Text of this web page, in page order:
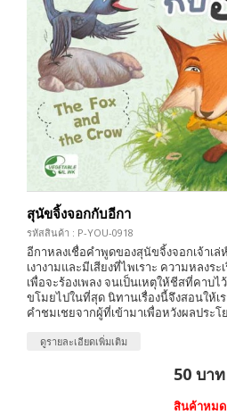
สุนัขจิ้งจอกกับอีกา
รหัสสินค้า : P-YOU-0918
อีกาหลงเชื่อคำพูดของสุนัขจิ้งจอกเจ้าเ
เงางามและมีเสียงที่ไพเราะ ความหลงร
เพื่อจะร้องเพลง จนเป็นเหตุให้ชีสที่คาบ
ขโมยไปในที่สุด นิทานเรื่องนี้จึงสอนให้เ
คำชมเชยจากผู้ที่เข้ามาเพื่อหวังผลประโ
ดูรายละเอียดเพิ่มเติม
50 บาท
สินค้าหมด